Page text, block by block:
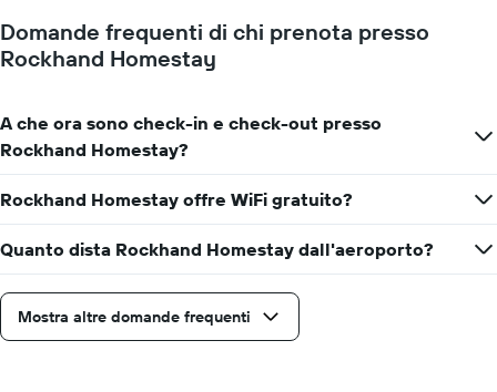
Domande frequenti di chi prenota presso
Rockhand Homestay
A che ora sono check-in e check-out presso
Rockhand Homestay?
Rockhand Homestay offre WiFi gratuito?
Quanto dista Rockhand Homestay dall'aeroporto?
Mostra altre domande frequenti